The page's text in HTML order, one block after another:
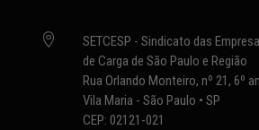

SETCESP - Sindicato das
de Carga de São Paulo e Região
Rua Orlando Monteiro, nº 21, 6º
Vila Maria - São Paulo • SP
CEP: 02121-021